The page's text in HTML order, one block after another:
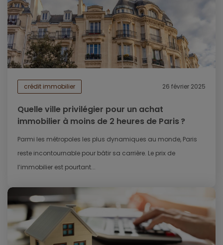
crédit immobilier 26 février 2025
Quelle ville privilégier pour un achat
immobilier à moins de 2 heures de Paris ?
Parmi les métropoles les plus dynamiques au monde, Paris
reste incontournable pour bâtir sa carrière. Le prix de
l’immobilier est pourtant...